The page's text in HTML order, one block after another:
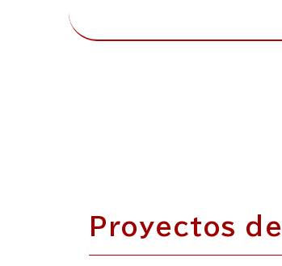
Proyectos